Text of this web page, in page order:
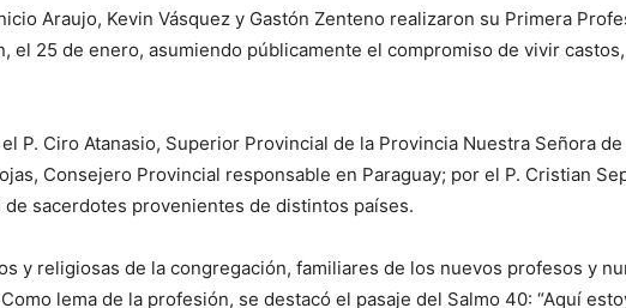
Araujo, Kevin Vásquez y Gastón Zenteno realizaron su Primera
el 25 de enero, asumiendo públicamente el compromiso de vivir
P. Ciro Atanasio, Superior Provincial de la Provincia Nuestra Señora
Consejero Provincial responsable en Paraguay; por el P. Cristian
de sacerdotes provenientes de distintos países.
y religiosas de la congregación, familiares de los nuevos profesos y
lema de la profesión, se destacó el pasaje del Salmo 40: “Aquí